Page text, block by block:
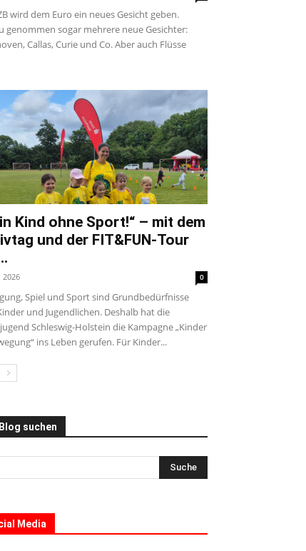
wird dem Euro ein neues Gesicht geben.
genommen sogar mehrere neue Gesichter:
Callas, Curie und Co. Aber auch Flüsse
Kind ohne Sport!“ – mit dem
und der FIT&FUN-Tour
2026 0
Spiel und Sport sind Grundbedürfnisse
und Jugendlichen. Deshalb hat die
Schleswig-Holstein die Kampagne „Kinder
ins Leben gerufen. Für Kinder...
Blog suchen
Media